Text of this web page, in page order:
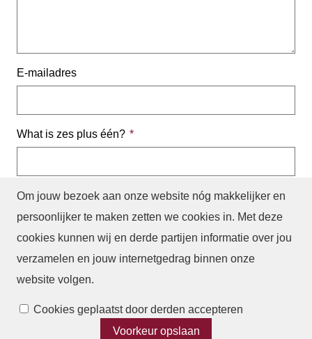
Om jouw bezoek aan onze website nóg makkelijker en
persoonlijker te maken zetten we cookies in. Met deze
cookies kunnen wij en derde partijen informatie over jou
verzamelen en jouw internetgedrag binnen onze
website volgen.
Cookies geplaatst door derden accepteren
Voorkeur opslaan
E-mailadres
What is zes plus één?
bent. Geef het antwoord in cijfers.
Cookies beheren